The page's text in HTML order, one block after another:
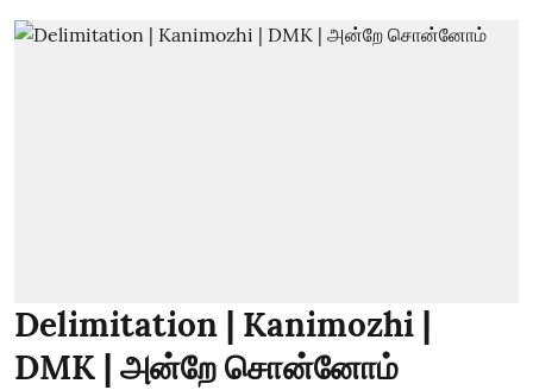
Delimitation | Kanimozhi |
DMK | அன்றே சொன்னோம்